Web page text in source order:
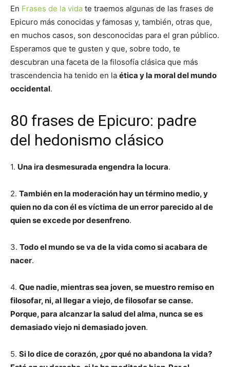
En Frases de la vida te traemos algunas de las frases de
Epicuro más conocidas y famosas y, también, otras que,
en muchos casos, son desconocidas para el gran público.
Esperamos que te gusten y que, sobre todo, te
descubran una faceta de la filosofía clásica que más
trascendencia ha tenido en la ética y la moral del mundo
occidental.
80 frases de Epicuro: padre
del hedonismo clásico
1. Una ira desmesurada engendra la locura.
2. También en la moderación hay un término medio, y
quien no da con él es víctima de un error parecido al de
quien se excede por desenfreno.
3. Todo el mundo se va de la vida como si acabara de
nacer.
4. Que nadie, mientras sea joven, se muestro remiso en
filosofar, ni, al llegar a viejo, de filosofar se canse.
Porque, para alcanzar la salud del alma, nunca se es
demasiado viejo ni demasiado joven.
5. Si lo dice de corazón, ¿por qué no abandona la vida?